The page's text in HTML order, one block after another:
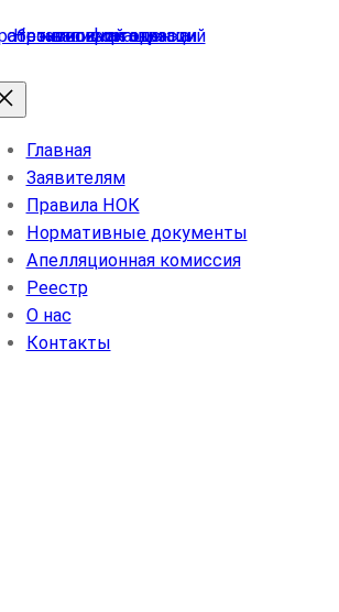
Главная
Заявителям
Правила НОК
Нормативные документы
Апелляционная комиссия
Реестр
О нас
Контакты